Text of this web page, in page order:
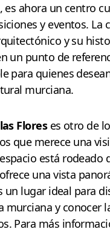
es ahora un centro
y eventos. La
y su
un punto de
para quienes
murciana.
Floreses otro de
que merece una
está rodeado
una vista
un lugar ideal para
murciana y conocer
Para más